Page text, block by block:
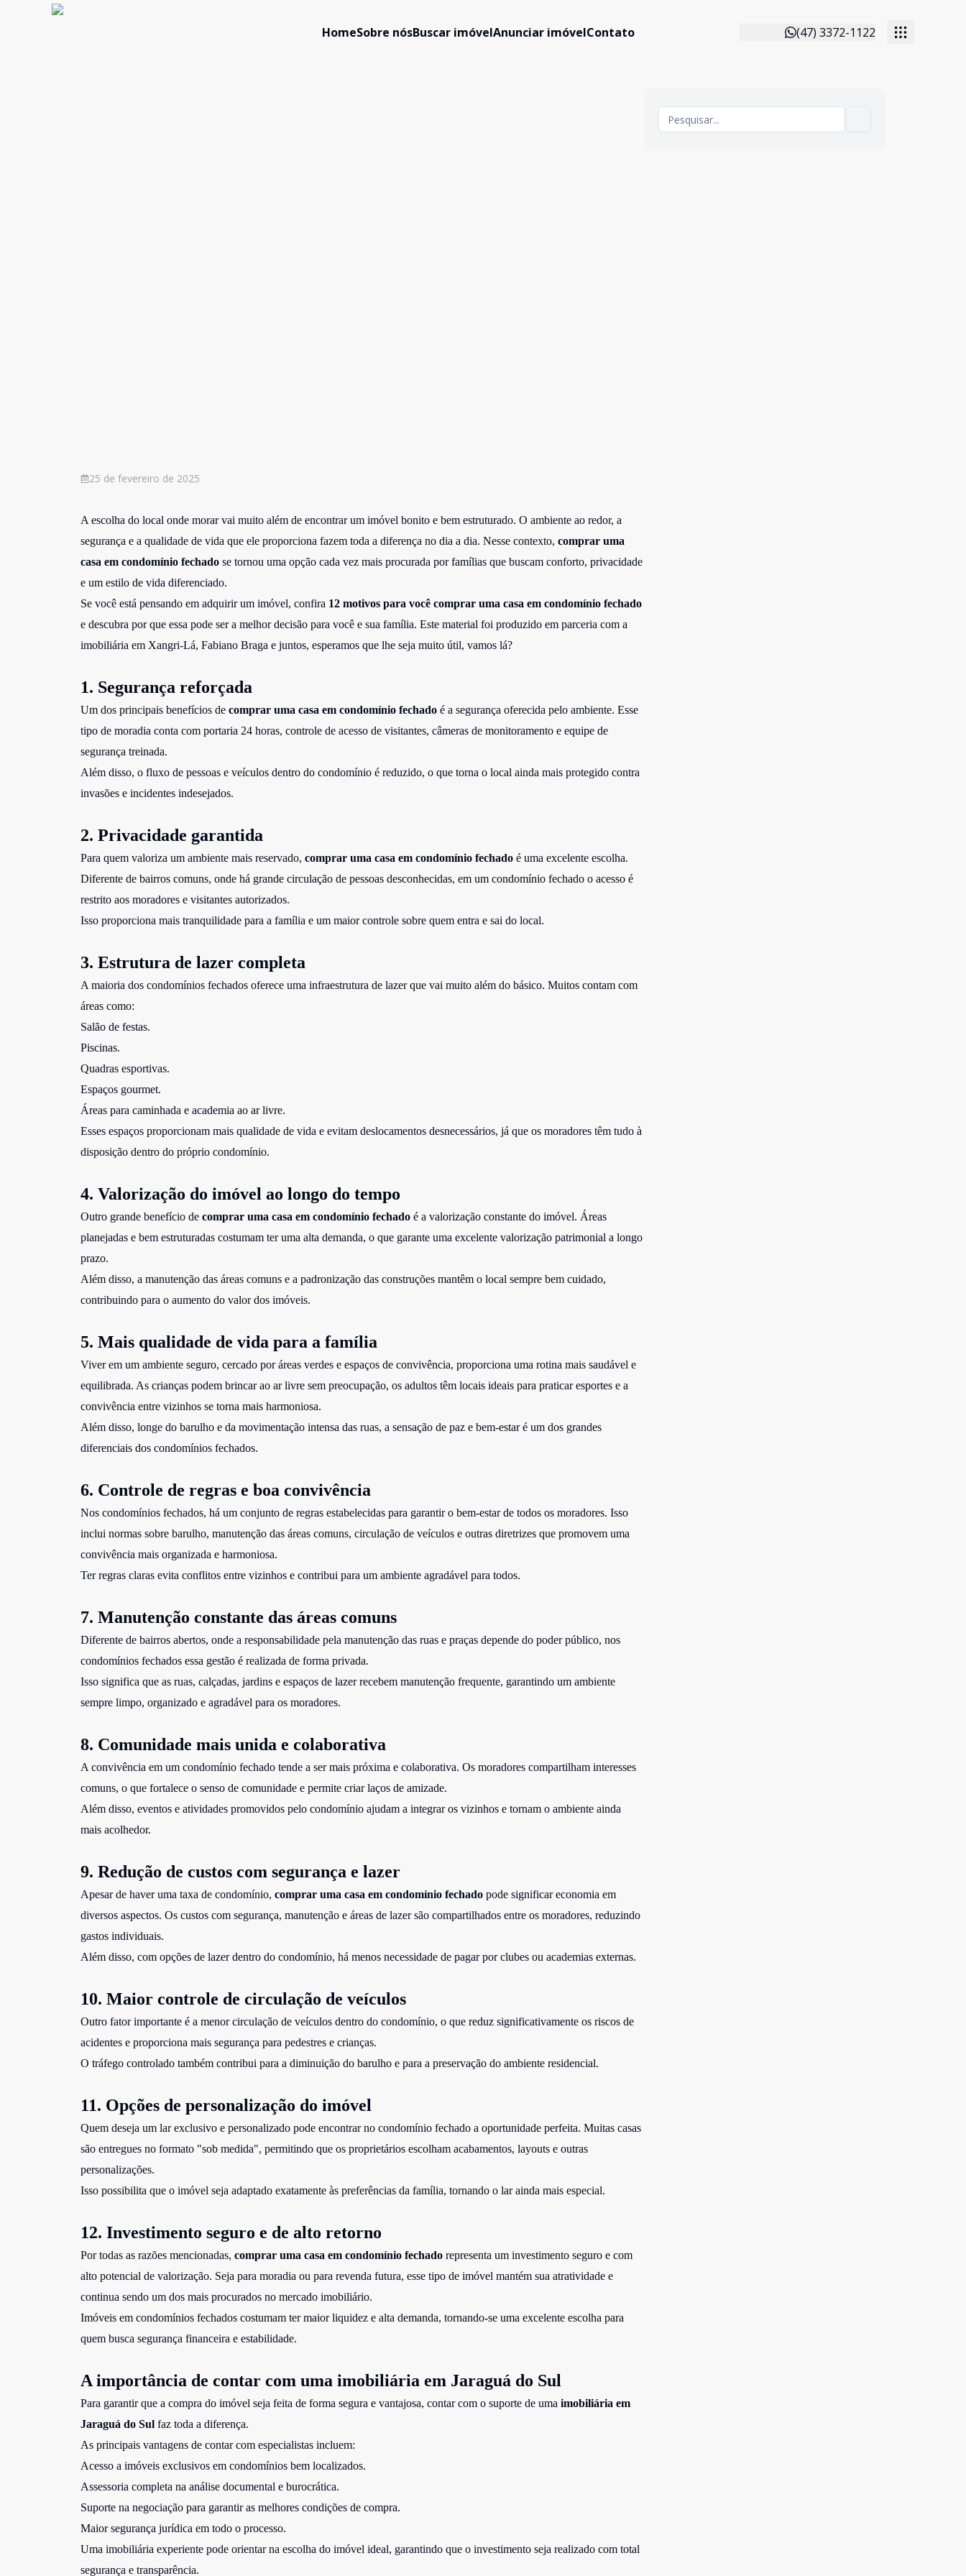
HomeSobre nósBuscar imóvelAnunciar imóvelContato (47) 3372-1122
25 de fevereiro de 2025
A escolha do local onde morar vai muito além de encontrar um imóvel bonito e bem estruturado. O ambiente ao redor, a
segurança e a qualidade de vida que ele proporciona fazem toda a diferença no dia a dia. Nesse contexto, comprar uma
casa em condomínio fechado se tornou uma opção cada vez mais procurada por famílias que buscam conforto, privacidade
e um estilo de vida diferenciado.
Se você está pensando em adquirir um imóvel, confira 12 motivos para você comprar uma casa em condomínio fechado
e descubra por que essa pode ser a melhor decisão para você e sua família. Este material foi produzido em parceria com a
imobiliária em Xangri-Lá, Fabiano Braga e juntos, esperamos que lhe seja muito útil, vamos lá?
1. Segurança reforçada
Um dos principais benefícios de comprar uma casa em condomínio fechado é a segurança oferecida pelo ambiente. Esse
tipo de moradia conta com portaria 24 horas, controle de acesso de visitantes, câmeras de monitoramento e equipe de
segurança treinada.
Além disso, o fluxo de pessoas e veículos dentro do condomínio é reduzido, o que torna o local ainda mais protegido contra
invasões e incidentes indesejados.
2. Privacidade garantida
Para quem valoriza um ambiente mais reservado, comprar uma casa em condomínio fechado é uma excelente escolha.
Diferente de bairros comuns, onde há grande circulação de pessoas desconhecidas, em um condomínio fechado o acesso é
restrito aos moradores e visitantes autorizados.
Isso proporciona mais tranquilidade para a família e um maior controle sobre quem entra e sai do local.
3. Estrutura de lazer completa
A maioria dos condomínios fechados oferece uma infraestrutura de lazer que vai muito além do básico. Muitos contam com
áreas como:
Salão de festas.
Piscinas.
Quadras esportivas.
Espaços gourmet.
Áreas para caminhada e academia ao ar livre.
Esses espaços proporcionam mais qualidade de vida e evitam deslocamentos desnecessários, já que os moradores têm tudo à
disposição dentro do próprio condomínio.
4. Valorização do imóvel ao longo do tempo
Outro grande benefício de comprar uma casa em condomínio fechado é a valorização constante do imóvel. Áreas
planejadas e bem estruturadas costumam ter uma alta demanda, o que garante uma excelente valorização patrimonial a longo
prazo.
Além disso, a manutenção das áreas comuns e a padronização das construções mantêm o local sempre bem cuidado,
contribuindo para o aumento do valor dos imóveis.
5. Mais qualidade de vida para a família
Viver em um ambiente seguro, cercado por áreas verdes e espaços de convivência, proporciona uma rotina mais saudável e
equilibrada. As crianças podem brincar ao ar livre sem preocupação, os adultos têm locais ideais para praticar esportes e a
convivência entre vizinhos se torna mais harmoniosa.
Além disso, longe do barulho e da movimentação intensa das ruas, a sensação de paz e bem-estar é um dos grandes
diferenciais dos condomínios fechados.
6. Controle de regras e boa convivência
Nos condomínios fechados, há um conjunto de regras estabelecidas para garantir o bem-estar de todos os moradores. Isso
inclui normas sobre barulho, manutenção das áreas comuns, circulação de veículos e outras diretrizes que promovem uma
convivência mais organizada e harmoniosa.
Ter regras claras evita conflitos entre vizinhos e contribui para um ambiente agradável para todos.
7. Manutenção constante das áreas comuns
Diferente de bairros abertos, onde a responsabilidade pela manutenção das ruas e praças depende do poder público, nos
condomínios fechados essa gestão é realizada de forma privada.
Isso significa que as ruas, calçadas, jardins e espaços de lazer recebem manutenção frequente, garantindo um ambiente
sempre limpo, organizado e agradável para os moradores.
8. Comunidade mais unida e colaborativa
A convivência em um condomínio fechado tende a ser mais próxima e colaborativa. Os moradores compartilham interesses
comuns, o que fortalece o senso de comunidade e permite criar laços de amizade.
Além disso, eventos e atividades promovidos pelo condomínio ajudam a integrar os vizinhos e tornam o ambiente ainda
mais acolhedor.
9. Redução de custos com segurança e lazer
Apesar de haver uma taxa de condomínio, comprar uma casa em condomínio fechado pode significar economia em
diversos aspectos. Os custos com segurança, manutenção e áreas de lazer são compartilhados entre os moradores, reduzindo
gastos individuais.
Além disso, com opções de lazer dentro do condomínio, há menos necessidade de pagar por clubes ou academias externas.
10. Maior controle de circulação de veículos
Outro fator importante é a menor circulação de veículos dentro do condomínio, o que reduz significativamente os riscos de
acidentes e proporciona mais segurança para pedestres e crianças.
O tráfego controlado também contribui para a diminuição do barulho e para a preservação do ambiente residencial.
11. Opções de personalização do imóvel
Quem deseja um lar exclusivo e personalizado pode encontrar no condomínio fechado a oportunidade perfeita. Muitas casas
são entregues no formato "sob medida", permitindo que os proprietários escolham acabamentos, layouts e outras
personalizações.
Isso possibilita que o imóvel seja adaptado exatamente às preferências da família, tornando o lar ainda mais especial.
12. Investimento seguro e de alto retorno
Por todas as razões mencionadas, comprar uma casa em condomínio fechado representa um investimento seguro e com
alto potencial de valorização. Seja para moradia ou para revenda futura, esse tipo de imóvel mantém sua atratividade e
continua sendo um dos mais procurados no mercado imobiliário.
Imóveis em condomínios fechados costumam ter maior liquidez e alta demanda, tornando-se uma excelente escolha para
quem busca segurança financeira e estabilidade.
A importância de contar com uma imobiliária em Jaraguá do Sul
Para garantir que a compra do imóvel seja feita de forma segura e vantajosa, contar com o suporte de uma imobiliária em
Jaraguá do Sul faz toda a diferença.
As principais vantagens de contar com especialistas incluem:
Acesso a imóveis exclusivos em condomínios bem localizados.
Assessoria completa na análise documental e burocrática.
Suporte na negociação para garantir as melhores condições de compra.
Maior segurança jurídica em todo o processo.
Uma imobiliária experiente pode orientar na escolha do imóvel ideal, garantindo que o investimento seja realizado com total
segurança e transparência.